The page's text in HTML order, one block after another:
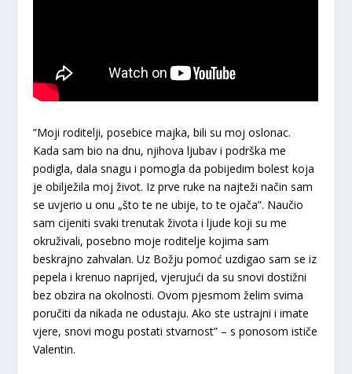
”Moji roditelji, posebice majka, bili su moj oslonac.
Kada sam bio na dnu, njihova ljubav i podrška me
podigla, dala snagu i pomogla da pobijedim bolest koja
je obilježila moj život. Iz prve ruke na najteži način sam
se uvjerio u onu „što te ne ubije, to te ojača”. Naučio
sam cijeniti svaki trenutak života i ljude koji su me
okruživali, posebno moje roditelje kojima sam
beskrajno zahvalan. Uz Božju pomoć uzdigao sam se iz
pepela i krenuo naprijed, vjerujući da su snovi dostižni
bez obzira na okolnosti. Ovom pjesmom želim svima
poručiti da nikada ne odustaju. Ako ste ustrajni i imate
vjere, snovi mogu postati stvarnost” – s ponosom ističe
Valentin.